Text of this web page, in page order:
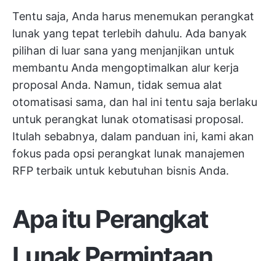
Tentu saja, Anda harus menemukan perangkat
lunak yang tepat terlebih dahulu. Ada banyak
pilihan di luar sana yang menjanjikan untuk
membantu Anda mengoptimalkan alur kerja
proposal Anda. Namun, tidak semua alat
otomatisasi sama, dan hal ini tentu saja berlaku
untuk perangkat lunak otomatisasi proposal.
Itulah sebabnya, dalam panduan ini, kami akan
fokus pada opsi perangkat lunak manajemen
RFP terbaik untuk kebutuhan bisnis Anda.
Apa itu Perangkat